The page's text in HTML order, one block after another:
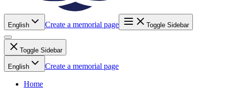
English Create a memorial page Toggle Sidebar
Toggle Sidebar
English Create a memorial page
Home